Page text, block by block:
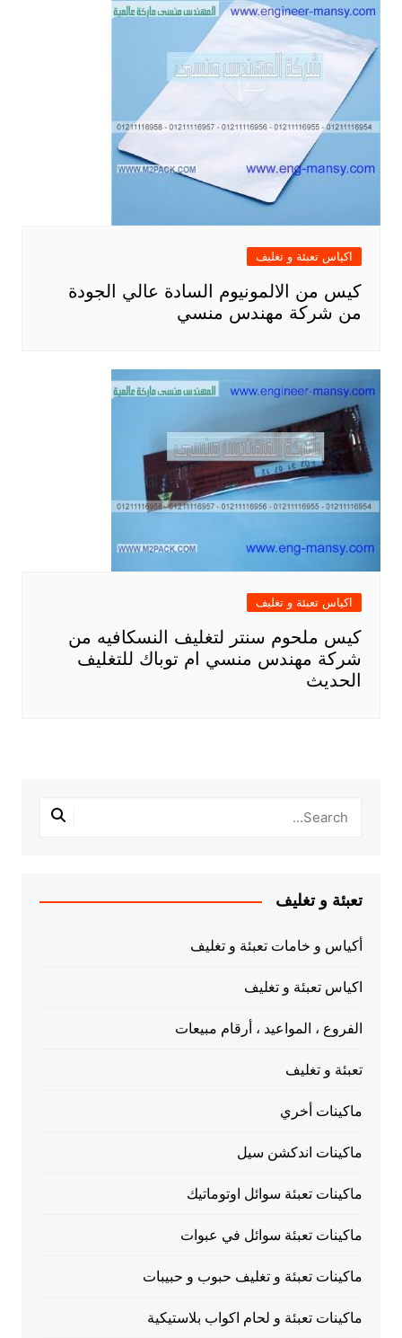
اكياس تعبئة و تغليف
كيس من الالمونيوم السادة عالي الجودة
من شركة مهندس منسي
اكياس تعبئة و تغليف
كيس ملحوم سنتر لتغليف النسكافيه من
شركة مهندس منسي ام توباك للتغليف
الحديث
تعبئة و تغليف
أكياس و خامات تعبئة و تغليف
اكياس تعبئة و تغليف
الفروع ، المواعيد ، أرقام مبيعات
تعبئة و تغليف
ماكينات أخري
ماكينات اندكشن سيل
ماكينات تعبئة سوائل اوتوماتيك
ماكينات تعبئة سوائل في عبوات
ماكينات تعبئة و تغليف حبوب و حبيبات
ماكينات تعبئة و لحام اكواب بلاستيكية